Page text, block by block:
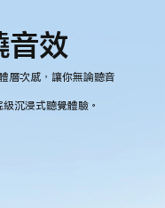
音效
層次感，讓你無論聽音
沉浸式聽覺體驗。